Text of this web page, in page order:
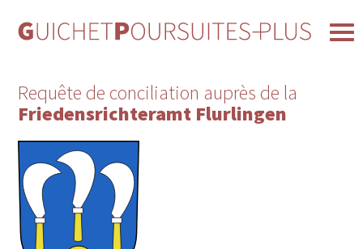
Requête de conciliation auprès de la
Friedensrichteramt Flurlingen